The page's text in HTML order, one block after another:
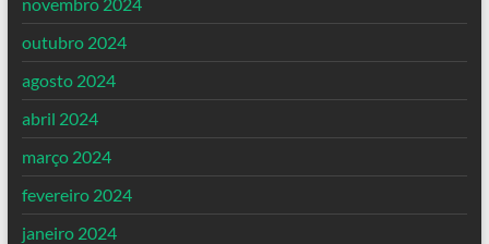
outubro 2024
agosto 2024
abril 2024
março 2024
fevereiro 2024
janeiro 2024